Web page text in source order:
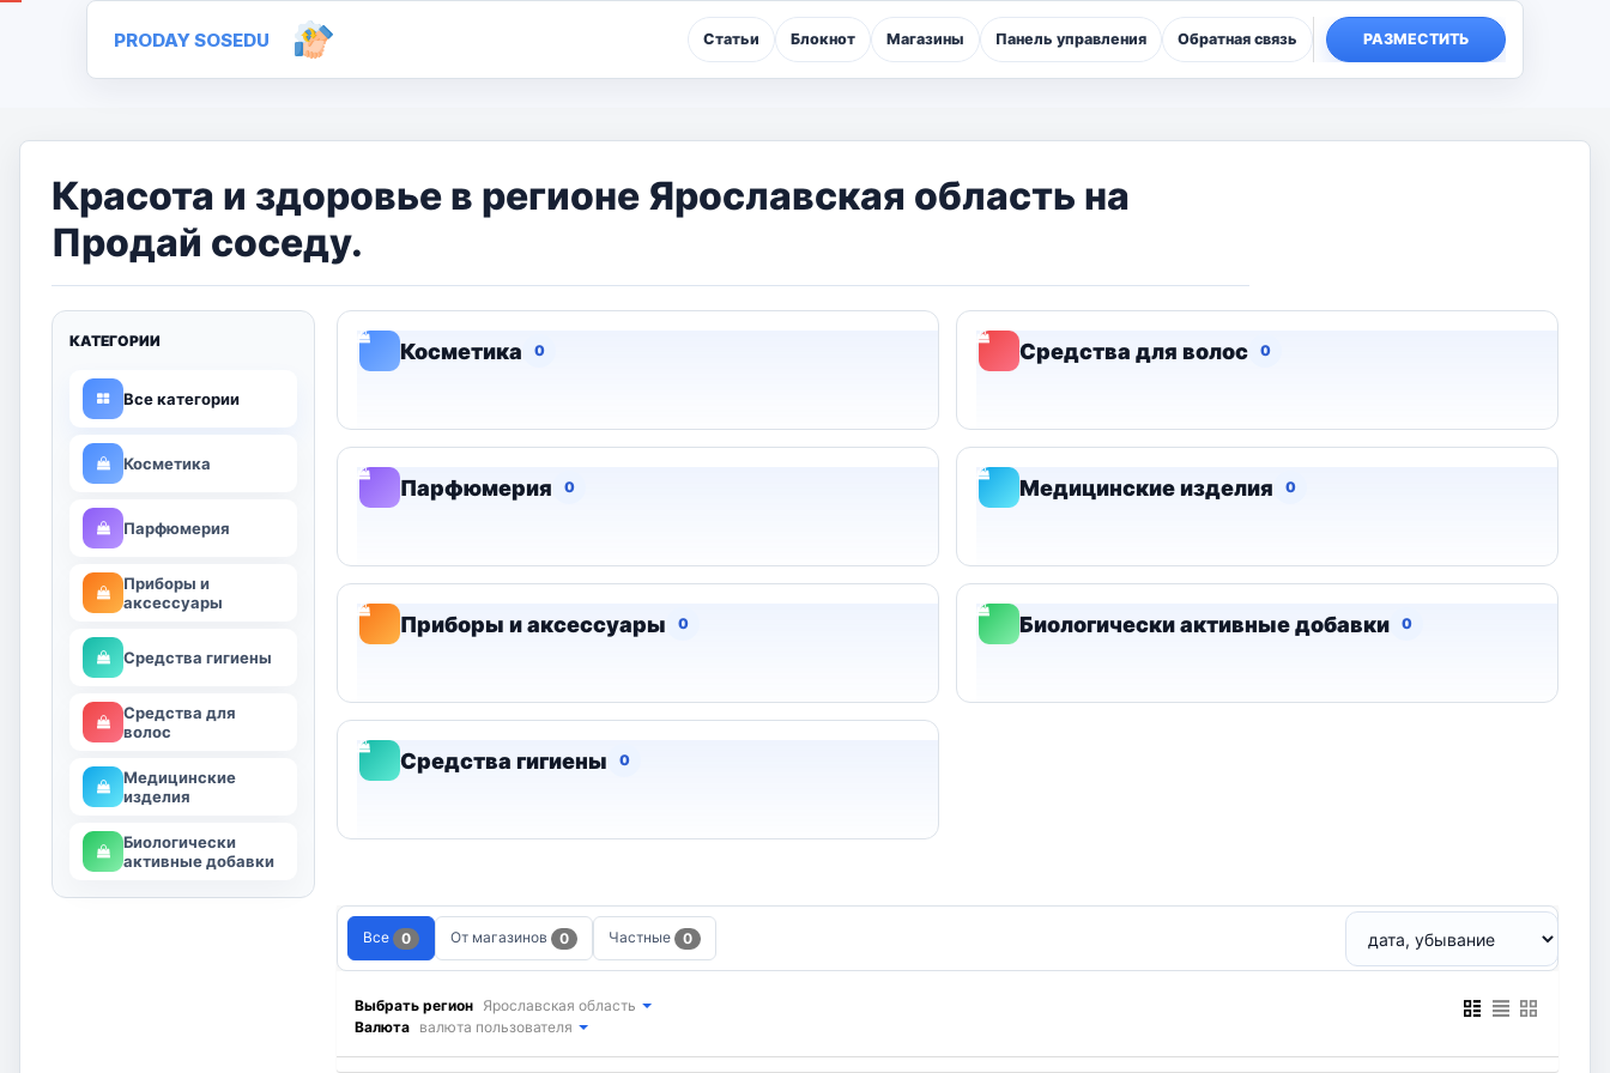
PRODAY SOSEDU Статьи Блокнот Магазины Панель управления Обратная связь РАЗМЕСТИТЬ
Красота и здоровье в регионе Ярославская область на
Продай соседу.
КАТЕГОРИИ
Все категории
Косметика
Парфюмерия
Приборы и
аксессуары
Средства гигиены
Средства для
волос
Медицинские
изделия
Биологически
активные добавки
Косметика 0
Парфюмерия 0
Приборы и аксессуары 0
Средства гигиены 0
Средства для волос 0
Медицинские изделия 0
Биологически активные добавки 0
Все 0 От магазинов 0 Частные 0
Выбрать регион Ярославская область
Валюта валюта пользователя